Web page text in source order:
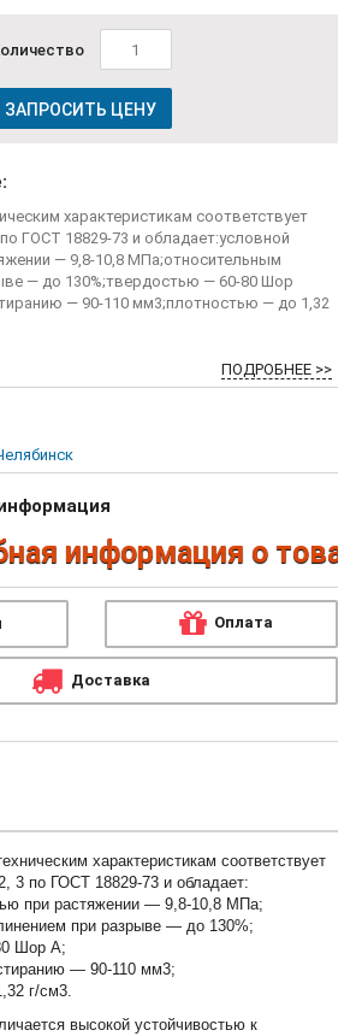
ЗАПРОСИТЬ ЦЕНУ
характеристикам соответствует
ГОСТ 18829-73 и обладает:условной
— 9,8-10,8 МПа;относительным
— до 130%;твердостью — 60-80 Шор
— 90-110 мм3;плотностью — до 1,32
ПОДРОБНЕЕ >>
информация о
Оплата
Доставка
характеристикам соответствует
3 по ГОСТ 18829-73 и обладает:
при растяжении — 9,8-10,8 МПа;
при разрыве — до 130%;
Шор А;
— 90-110 мм3;
г/см3.
высокой устойчивостью к